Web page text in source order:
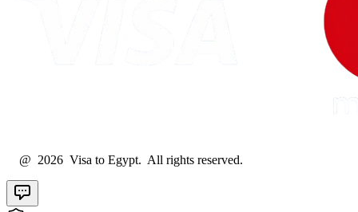
@ 2026 Visa to Egypt. All rights reserved.